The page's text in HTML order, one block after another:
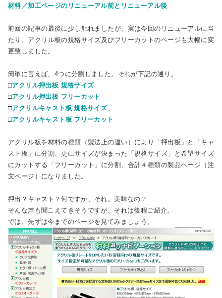
材料／加工ページのリニューアル前とリニューアル後
前回の記事の最後に少し触れましたが、実は今回のリニューアルに当
たり、アクリル板の規格サイズ及びフリーカットのページも大幅に変
更致しました。
簡単に言えば、4つに分割しました。それが下記の通り。
□アクリル押出板 規格サイズ
□アクリル押出板 フリーカット
□アクリルキャスト板 規格サイズ
□アクリルキャスト板 フリーカット
アクリル板を材料の種類（製法上の違い）により「押出板」と「キャ
スト板」に分割、更にサイズが決まった「規格サイズ」と希望サイズ
にカットする「フリーカット」に分割、合計４種類の製品ページ（注
文ページ）になりました。
押出？キャスト？何ですか、それ。美味なの？
そんな声も聞こえてきそうですが、それは後程ご紹介。
では、先ずは今までのページを見てみましょう。